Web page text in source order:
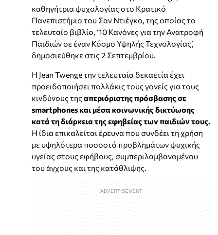
καθηγήτρια ψυχολογίας στο Κρατικό
Πανεπιστήμιο του Σαν Ντιέγκο, της οποίας το
τελευταίο βιβλίο, ‘10 Κανόνες για την Ανατροφή
Παιδιών σε έναν Κόσμο Υψηλής Τεχνολογίας’,
δημοσιεύθηκε στις 2 Σεπτεμβρίου.
Η Jean Twenge την τελευταία δεκαετία έχει
προειδοποιήσει πολλάκις τους γονείς για τους
κινδύνους της απεριόριστης πρόσβασης σε
smartphones και μέσα κοινωνικής δικτύωσης
κατά τη διάρκεια της εφηβείας των παιδιών τους.
Η ίδια επικαλείται έρευνα που συνδέει τη χρήση
με υψηλότερα ποσοστά προβλημάτων ψυχικής
υγείας στους εφήβους, συμπεριλαμβανομένου
του άγχους και της κατάθλιψης.